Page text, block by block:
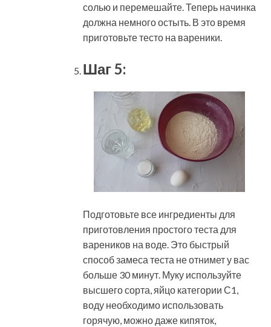
солью и перемешайте. Теперь начинка
должна немного остыть. В это время
приготовьте тесто на вареники.
Шаг 5:
Подготовьте все ингредиенты для
приготовления простого теста для
вареников на воде. Это быстрый
способ замеса теста не отнимет у вас
больше 30 минут. Муку используйте
высшего сорта, яйцо категории С1,
воду необходимо использовать
горячую, можно даже кипяток,